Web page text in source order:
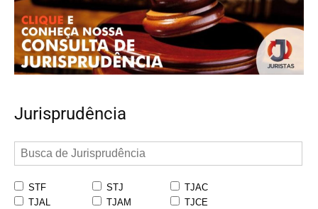
Jurisprudência
STF STJ
TJAC
TJAL
TJAM
TJCE